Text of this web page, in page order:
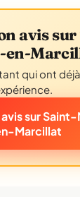
avis
en-
qui ont
avis sur
Marcillat